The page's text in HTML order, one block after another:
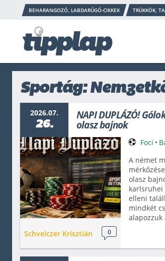
BEHARANGOZÓ, LABDARÚGÓ-CIKKEK TRÜKKÖK,
Sportág:
2026.07.
26.
NAPI DUPLÁZÓ!
olasz bajnok
Schveiczer Krisztián 0
Foci •
A német
olasz
karlsruhei
elleni
mindkét